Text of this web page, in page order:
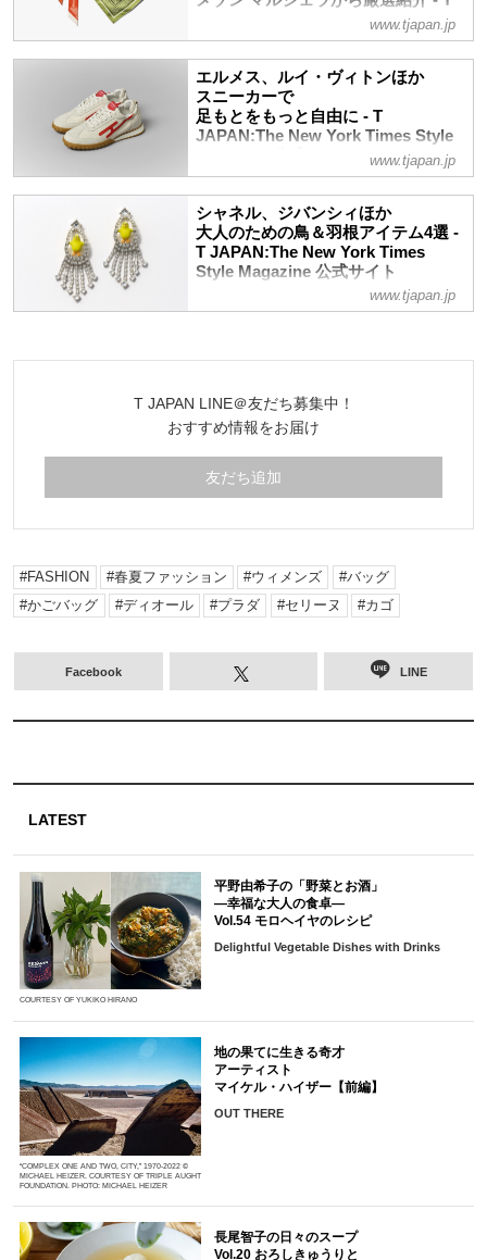
JAPAN:The New York Times Style
Magazine 公式サイト
襟もとに、髪やバッグにさらりとあしらう
だけで、装いに新しい風が吹きこむスカー
フの威力。夏日でもスカーフがあれば冷房
対策にもなり、なにかと重宝。上品かつイ
ンパクトがあり、使い勝手も優れたスカー
フを厳選紹介！
www.tjapan.jp
エルメス、ルイ・ヴィトンほか
スニーカーで
足もとをもっと自由に - T
JAPAN:The New York Times Style
ならではの魅力をそなえ、かつ着こなしの
仕上げに役立つ存在感を放つ各ブランドの
一足をご紹介
www.tjapan.jp
シャネル、ジバンシィほか
大人のための鳥＆羽根アイテム4選 -
T JAPAN:The New York Times
Style Magazine 公式サイト
ジュエリーから帽子まで、目を引く理由は
ら、ハイブランドならではの上質さ。見に
www.tjapan.jp
T JAPAN LINE＠友だち募集中！
おすすめ情報をお届け
友だち追加
FASHION 春夏ファッション ウィメンズ
バッグ
かごバッグ
ディオール プラダ セリーヌ カゴ
Facebook LINE
LATEST
COURTESY OF YUKIKO HIRANO
平野由希子の「野菜とお酒」
―幸福な大人の食卓―
Vol.54 モロヘイヤのレシピ
Delightful Vegetable Dishes with Drinks
“COMPLEX ONE AND TWO, CITY,” 1970-2022 ©
MICHAEL HEIZER. COURTESY OF TRIPLE AUGHT
FOUNDATION. PHOTO: MICHAEL HEIZER
地の果てに生きる奇才
アーティスト
マイケル・ハイザー【前編】
OUT THERE
長尾智子の日々のスープ
Vol.20 おろしきゅうりと